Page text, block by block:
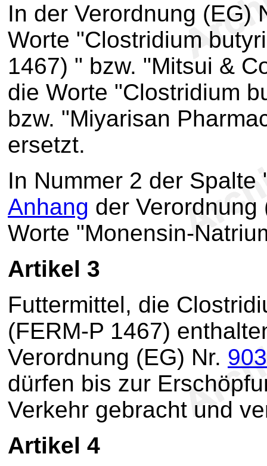
In der Verordnung (EG)
Worte "Clostridium
1467) " bzw. "Mitsui &
die Worte "Clostridium
bzw. "Miyarisan
ersetzt.
In Nummer 2 der
Anhang der Verordnung
Worte "Monensin-
Artikel 3
Futtermittel, die
(FERM-P 1467)
Verordnung (EG) Nr.
dürfen bis zur
Verkehr gebracht und
Artikel 4